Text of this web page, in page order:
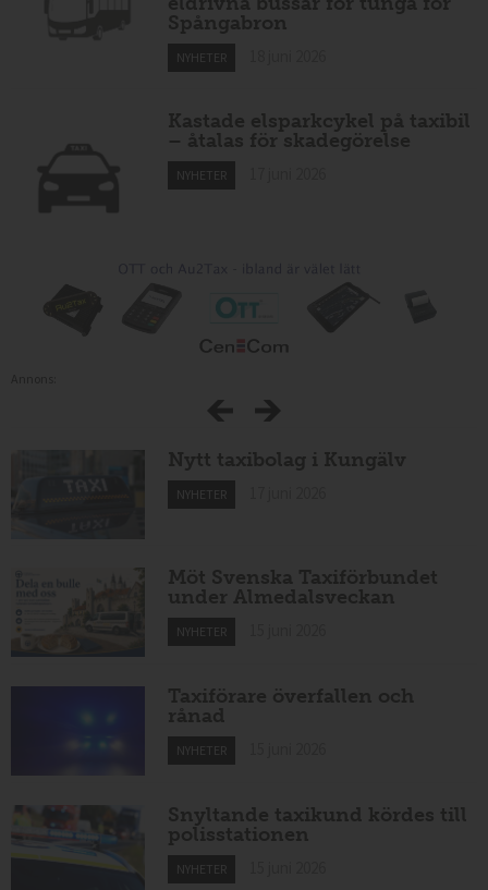
Spångabron
NYHETER
Kastade elsparkcykel på taxibil
– åtalas för skadegörelse
NYHETER
Nytt taxibolag i Kungälv
NYHETER
Möt Svenska Taxiförbundet
under Almedalsveckan
NYHETER
Taxiförare överfallen och
rånad
NYHETER
Snyltande taxikund kördes till
polisstationen
NYHETER